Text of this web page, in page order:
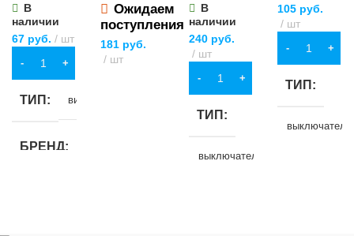
ОСОБЕННОСТИ
самозатухающим
ДЛИНА 100 мм
ОСОБЕННОСТИ
В
наличии
67 руб. шт
В КОРЗИНУ
ТИП вилка
БРЕНД
Ожидаем
поступления
181 руб.
шт
В
наличии
240 руб.
шт
В КОРЗИНУ
ТИП
выключатель
105 руб.
шт
В КОРЗИНУ
ТИП
выключатель